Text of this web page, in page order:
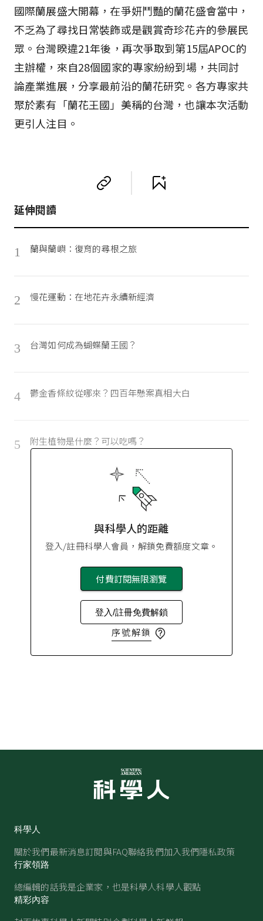
國際蘭展盛大開幕，在爭妍鬥豔的蘭花盛會當中，
不乏為了尋找日常裝飾或是觀賞奇珍花卉的參展民
眾。台灣睽違21年後，再次爭取到第15屆APOC的
主辦權，來自28個國家的專家紛紛到場，共同討
論產業進展，分享最前沿的蘭花研究。各方專家共
聚於素有「蘭花王國」美稱的台灣，也讓本次活動
更引人注目。
延伸閱讀
1 蘭與蘭嶼：復育的尋根之旅
2 慢花運動：在地花卉永續新經濟
3 台灣如何成為蝴蝶蘭王國？
4 鬱金香條紋從哪來？四百年懸案真相大白
5 附生植物是什麼？可以吃嗎？
與科學人的距離
登入/註冊科學人會員，解鎖免費額度文章。
付費訂閱無限瀏覽
登入/註冊免費解鎖
序號解鎖
科學人
關於我們最新消息訂閱與FAQ聯絡我們加入我們隱私政策
行家領路
總編輯的話我是企業家，也是科學人科學人觀點
精彩內容